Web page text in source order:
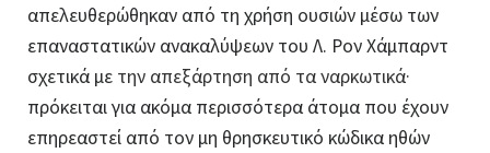
απελευθερώθηκαν από τη χρήση ουσιών μέσω των
επαναστατικών ανακαλύψεων του Λ. Ρον Χάμπαρντ
σχετικά με την απεξάρτηση από τα ναρκωτικά·
πρόκειται για ακόμα περισσότερα άτομα που έχουν
επηρεαστεί από τον μη θρησκευτικό κώδικα ηθών